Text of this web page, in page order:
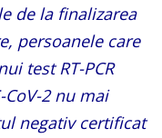
de la finalizarea
persoanele care
test RT-PCR
2 nu mai
negativ certificat